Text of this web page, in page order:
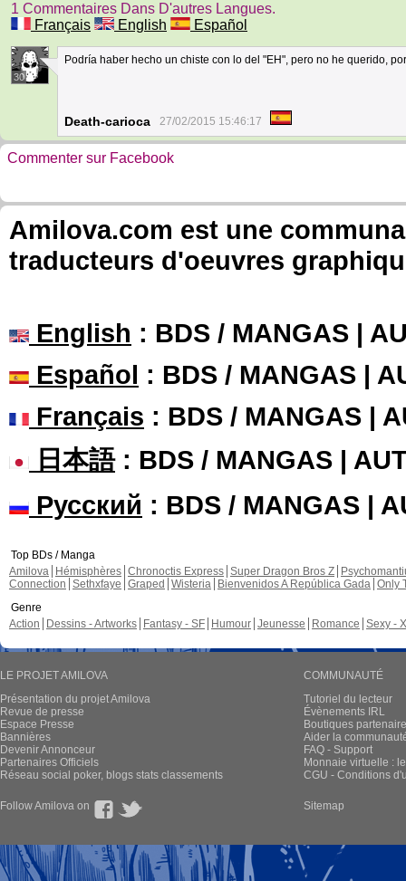
1 Commentaires Dans D'autres Langues.
Français
English Español
30
Podría haber hecho un chiste con lo del "EH", pero no he querido,
Death-carioca 27/02/2015 15:46:17
Commenter sur Facebook
Amilova.com est une
traducteurs d'oeuvres
English : BDS / MANGAS |
Español : BDS / MANGAS |
Français : BDS / MANGAS |
日本語: BDS / MANGAS |
Русский : BDS / MANGAS |
Top BDs / Manga
Amilova
Hémisphères Chronoctis Express Super Dragon Bros Z
Connection Sethxfaye Graped Wisteria Bienvenidos A República Gada Only
Genre
Action
Dessins - Artworks Fantasy - SF Humour Jeunesse Romance Sexy -
LE PROJET AMILOVA
Présentation du projet Amilova
Revue de presse
Espace Presse
Bannières
Devenir Annonceur
Partenaires Officiels
Réseau social poker, blogs stats classements
COMMUNAUTÉ
Tutoriel du lecteur
Évènements IRL
Boutiques
Aider la
FAQ - Support
Monnaie virtuelle :
CGU - Conditions
Follow Amilova on Sitemap